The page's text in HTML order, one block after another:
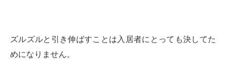
ズルズルと引き伸ばすことは入居者にとっても決してた
めになりません。